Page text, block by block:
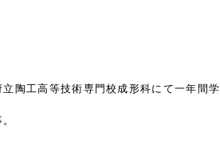
陶工高等技術専門校成形科にて一年間学